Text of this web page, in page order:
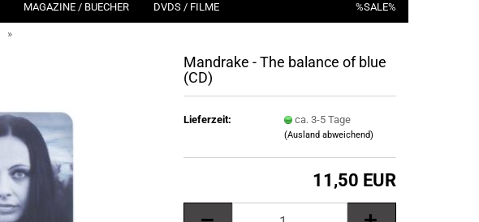
MAGAZINE / BUECHER DVDS / FILME %SALE%
»
Mandrake - The balance of blue
(CD)
Lieferzeit: ca. 3-5 Tage
(Ausland abweichend)
11,50 EUR